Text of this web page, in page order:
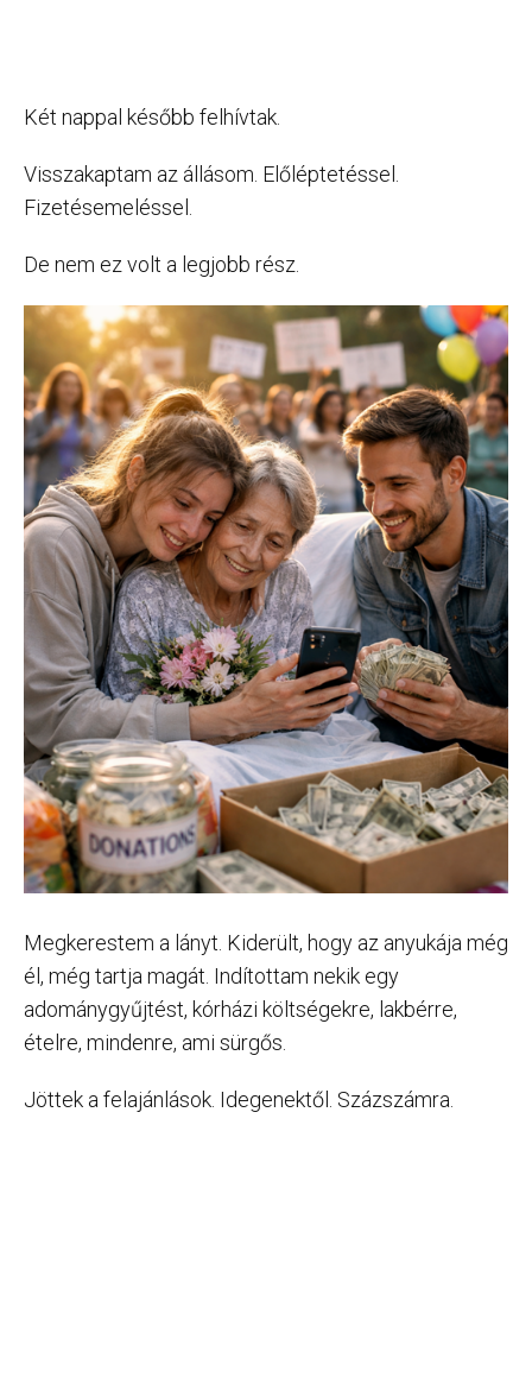
Két nappal később felhívtak.
Visszakaptam az állásom. Előléptetéssel.
Fizetésemeléssel.
De nem ez volt a legjobb rész.
Megkerestem a lányt. Kiderült, hogy az anyukája még
él, még tartja magát. Indítottam nekik egy
adománygyűjtést, kórházi költségekre, lakbérre,
ételre, mindenre, ami sürgős.
Jöttek a felajánlások. Idegenektől. Százszámra.